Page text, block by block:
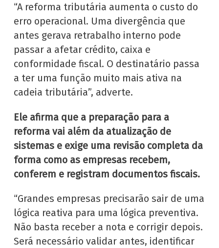
“A reforma tributária aumenta o custo do
erro operacional. Uma divergência que
antes gerava retrabalho interno pode
passar a afetar crédito, caixa e
conformidade fiscal. O destinatário passa
a ter uma função muito mais ativa na
cadeia tributária”, adverte.
Ele afirma que a preparação para a
reforma vai além da atualização de
sistemas e exige uma revisão completa da
forma como as empresas recebem,
conferem e registram documentos fiscais.
“Grandes empresas precisarão sair de uma
lógica reativa para uma lógica preventiva.
Não basta receber a nota e corrigir depois.
Será necessário validar antes, identificar